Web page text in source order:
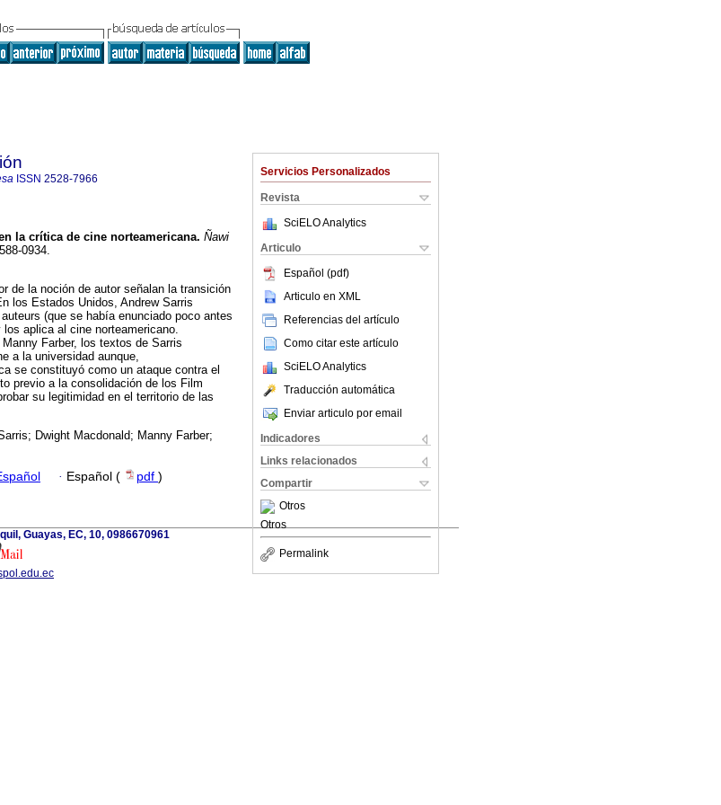
Servicios Personalizados
Revista
SciELO Analytics
Articulo
Español (pdf)
Articulo en XML
Referencias del artículo
Como citar este artículo
SciELO Analytics
Traducción automática
Enviar articulo por email
Indicadores
Links relacionados
Compartir
Otros
Otros
Permalink
ISSN 2528-7966
la crítica de cine norteamericana. Ñawi
0934.
de la noción de autor señalan la transición
los Estados Unidos, Andrew Sarris
(que se había enunciado poco antes
aplica al cine norteamericano.
Farber, los textos de Sarris
a la universidad aunque,
se constituyó como un ataque contra el
previo a la consolidación de los Film
su legitimidad en el territorio de las
Dwight Macdonald; Manny Farber;
· Español ( pdf )
Guayas, EC, 10, 0986670961